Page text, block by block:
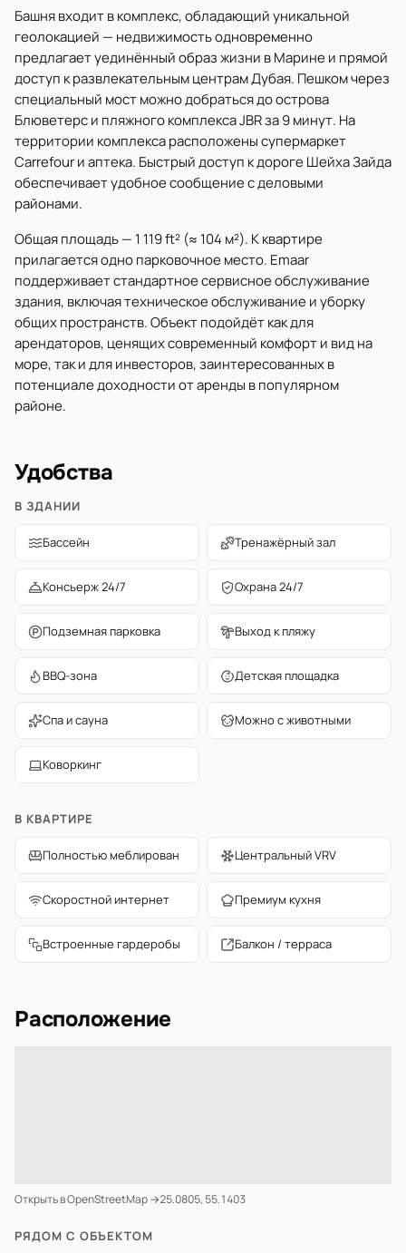
Башня входит в комплекс, обладающий уникальной
геолокацией — недвижимость одновременно
предлагает уединённый образ жизни в Марине и прямой
доступ к развлекательным центрам Дубая. Пешком через
специальный мост можно добраться до острова
Блюветерс и пляжного комплекса JBR за 9 минут. На
территории комплекса расположены супермаркет
Carrefour и аптека. Быстрый доступ к дороге Шейха Зайда
обеспечивает удобное сообщение с деловыми
районами.
Общая площадь — 1 119 ft² (≈ 104 м²). К квартире
прилагается одно парковочное место. Emaar
поддерживает стандартное сервисное обслуживание
здания, включая техническое обслуживание и уборку
общих пространств. Объект подойдёт как для
арендаторов, ценящих современный комфорт и вид на
море, так и для инвесторов, заинтересованных в
потенциале доходности от аренды в популярном
районе.
Удобства
В ЗДАНИИ
Бассейн Тренажёрный зал
Консьерж 24/7 Охрана 24/7
Подземная парковка Выход к пляжу
BBQ-зона Детская площадка
Спа и сауна Можно с животными
Коворкинг
В КВАРТИРЕ
Полностью меблирован Центральный VRV
Скоростной интернет Премиум кухня
Встроенные гардеробы Балкон / терраса
Расположение
Открыть в OpenStreetMap →25.0805, 55.1403
РЯДОМ С ОБЪЕКТОМ